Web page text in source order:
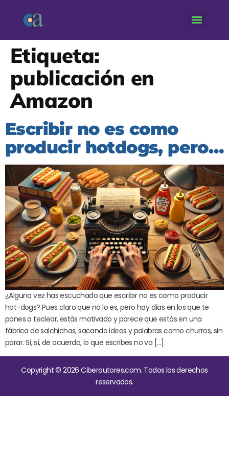
Etiqueta:
publicación en
Amazon
Escribir no es como
producir hotdogs, pero…
¿Alguna vez has escuchado que escribir no es como producir
hot-dogs? Pues claro que no lo es, pero hay días en los que te
pones a teclear, estás motivado y parece que estás en una
fábrica de salchichas, sacando ideas y palabras como churros, sin
parar. Sí, sí, de acuerdo, lo que escribes no va […]
Copyright © 2026 Ciberautores.com. Todos los derechos
reservados.